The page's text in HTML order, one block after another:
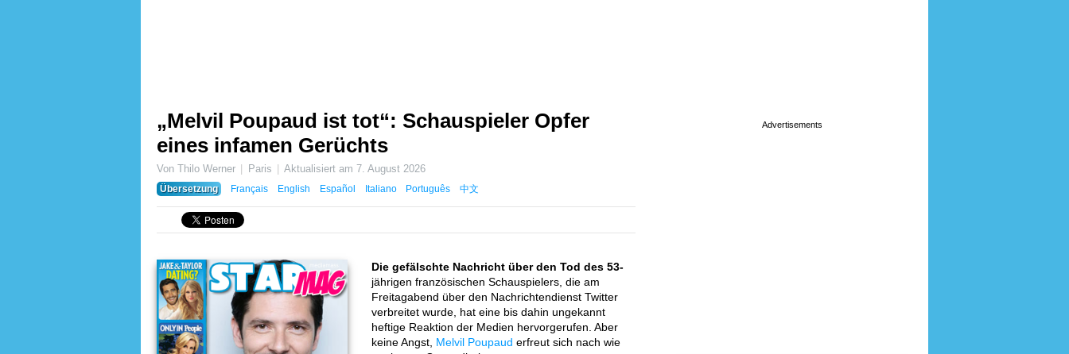
„Melvil Poupaud ist tot“: Schauspieler Opfer
eines infamen Gerüchts
Von Thilo Werner Paris Aktualisiert am 7. August 2026
Übersetzung
Français English Español Italiano Português 中文
Die gefälschte Nachricht über den Tod des 53-
jährigen französischen Schauspielers, die am
Freitagabend über den Nachrichtendienst Twitter
verbreitet wurde, hat eine bis dahin ungekannt
heftige Reaktion der Medien hervorgerufen. Aber
keine Angst, Melvil Poupaud erfreut sich nach wie